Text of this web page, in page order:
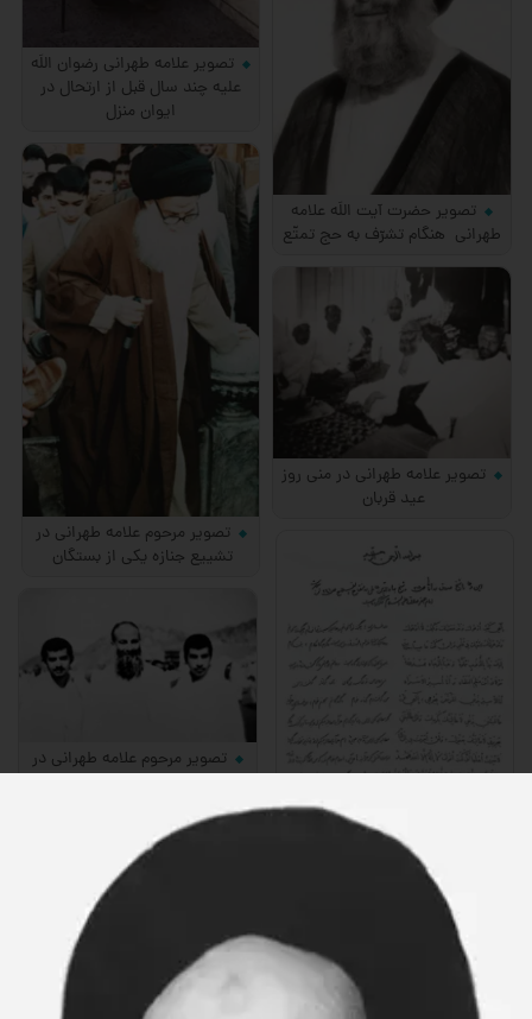
تصویر علامه طهرانی رضوان اللَه
علیه چند سال قبل از ارتحال در
ایوان منزل
تصویر حضرت آیت اللَه علامه
طهرانی هنگام تشرّف به حج تمتّع
تصویر مرحوم علامه طهرانی در
تشییع جنازه یكی از بستگان
تصویر علامه طهرانی در منی روز
عید قربان
صورت دستخط مرحوم علامه
تصویر مرحوم علامه طهرانی در